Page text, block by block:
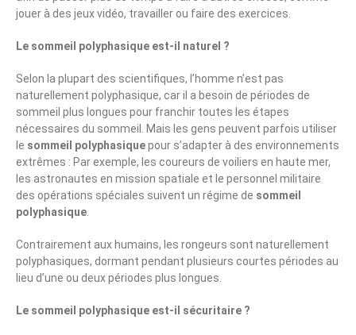
jouer à des jeux vidéo, travailler ou faire des exercices.
Le sommeil polyphasique est-il naturel ?
Selon la plupart des scientifiques, l’homme n’est pas
naturellement polyphasique, car il a besoin de périodes de
sommeil plus longues pour franchir toutes les étapes
nécessaires du sommeil. Mais les gens peuvent parfois utiliser
le sommeil polyphasiquepour s’adapter à des environnements
extrêmes : Par exemple, les coureurs de voiliers en haute mer,
les astronautes en mission spatiale et le personnel militaire
des opérations spéciales suivent un régime de sommeil
polyphasique
Contrairement aux humains, les rongeurs sont naturellement
polyphasiques, dormant pendant plusieurs courtes périodes au
lieu d’une ou deux périodes plus longues.
Le sommeil polyphasique est-il sécuritaire ?